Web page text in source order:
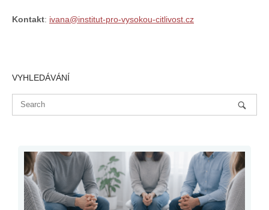
Kontakt: ivana@institut-pro-vysokou-citlivost.cz
VYHLEDÁVÁNÍ